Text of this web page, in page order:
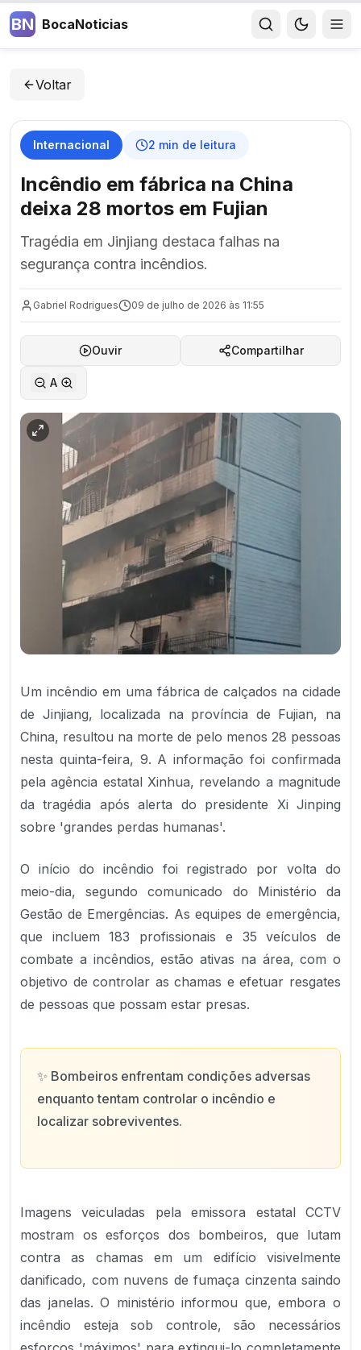
BN BocaNoticias
Voltar
Internacional 2 min de leitura
Incêndio em fábrica na China
deixa 28 mortos em Fujian
Tragédia em Jinjiang destaca falhas na
segurança contra incêndios.
Gabriel Rodrigues 09 de julho de 2026 às 11:55
Ouvir Compartilhar
A
Um incêndio em uma fábrica de calçados na cidade
de Jinjiang, localizada na província de Fujian, na
China, resultou na morte de pelo menos 28 pessoas
nesta quinta-feira, 9. A informação foi confirmada
pela agência estatal Xinhua, revelando a magnitude
da tragédia após alerta do presidente Xi Jinping
sobre 'grandes perdas humanas'.
O início do incêndio foi registrado por volta do
meio-dia, segundo comunicado do Ministério da
Gestão de Emergências. As equipes de emergência,
que incluem 183 profissionais e 35 veículos de
combate a incêndios, estão ativas na área, com o
objetivo de controlar as chamas e efetuar resgates
de pessoas que possam estar presas.
✨ Bombeiros enfrentam condições adversas
enquanto tentam controlar o incêndio e
localizar sobreviventes.
Imagens veiculadas pela emissora estatal CCTV
mostram os esforços dos bombeiros, que lutam
contra as chamas em um edifício visivelmente
danificado, com nuvens de fumaça cinzenta saindo
das janelas. O ministério informou que, embora o
incêndio esteja sob controle, são necessários